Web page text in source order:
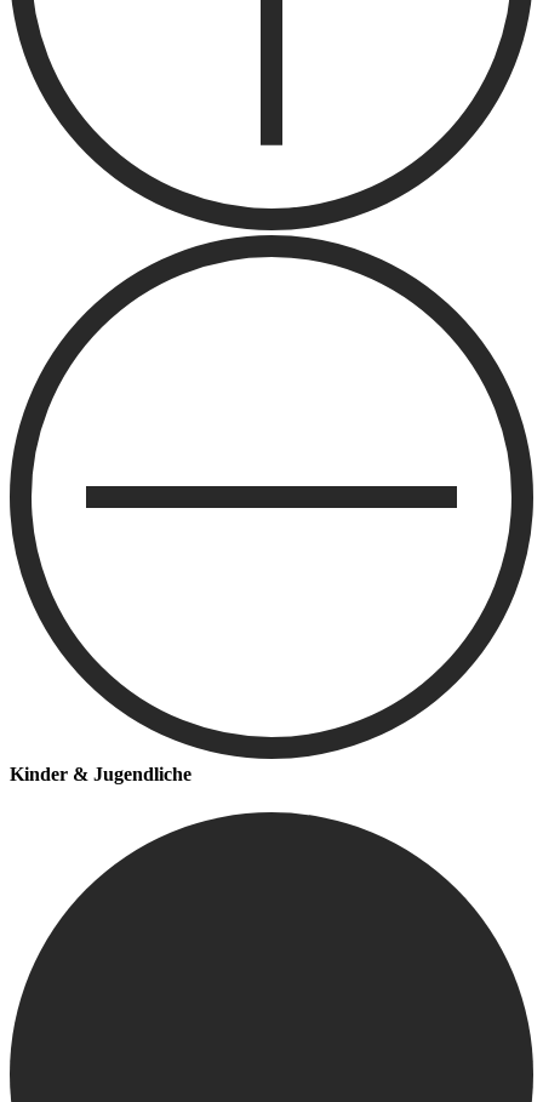
Kinder & Jugendliche